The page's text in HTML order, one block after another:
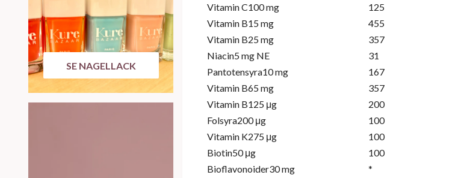
SE NAGELLACK
Vitamin C100 mg
125
Vitamin B15 mg
455
Vitamin B25 mg
357
Niacin5 mg NE
31
Pantotensyra10 mg
167
Vitamin B65 mg
357
Vitamin B125 μg
200
Folsyra200 μg
100
Vitamin K275 μg
100
Biotin50 μg
100
Bioflavonoider30 mg
*